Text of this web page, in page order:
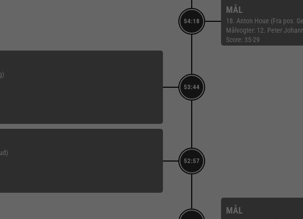
54:18
MÅL
18. Anton Houe (Fra pos.
Målvogter: 12. Peter
Score: 35-29
53:44
52:57
MÅL